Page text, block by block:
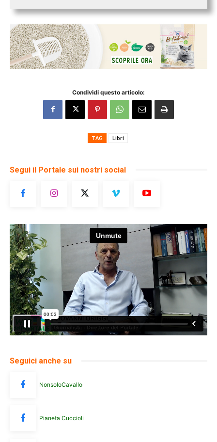
Condividi questo articolo:
TAG Libri
Segui il Portale sui nostri social
Seguici anche su
NonsoloCavallo
Pianeta Cuccioli